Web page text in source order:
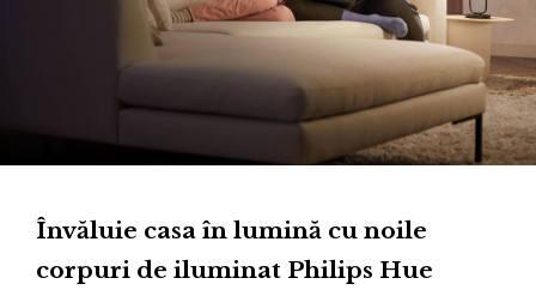
Învăluie casa în lumină cu noile
corpuri de iluminat Philips Hue